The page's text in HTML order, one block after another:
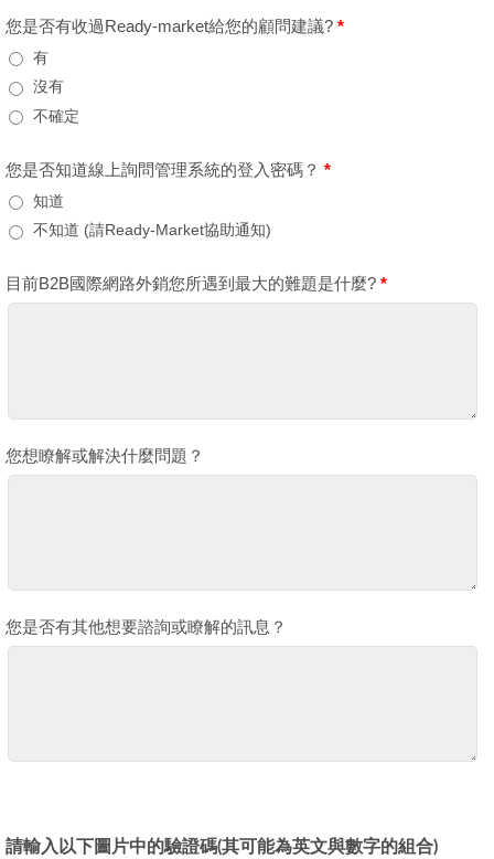
您是否有收過Ready-market給您的顧問建議? *
有
沒有
不確定
您是否知道線上詢問管理系統的登入密碼？ *
知道
不知道 (請Ready-Market協助通知)
目前B2B國際網路外銷您所遇到最大的難題是什麼? *
您想瞭解或解決什麼問題？
您是否有其他想要諮詢或瞭解的訊息？
請輸入以下圖片中的驗證碼(其可能為英文與數字的組合)